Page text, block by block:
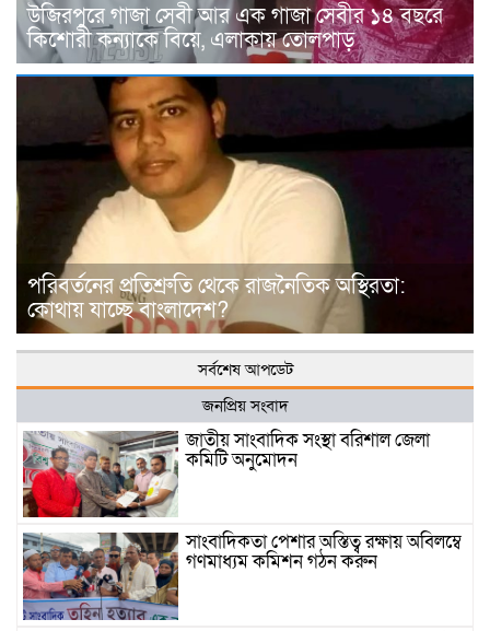
উজিরপুরে গাজা সেবী আর এক গাজা সেবীর ১৪ বছরে
কিশোরী কন্যাকে বিয়ে, এলাকায় তোলপাড়
পরিবর্তনের প্রতিশ্রুতি থেকে রাজনৈতিক অস্থিরতা:
কোথায় যাচ্ছে বাংলাদেশ?
সর্বশেষ আপডেট
জনপ্রিয় সংবাদ
জাতীয় সাংবাদিক সংস্থা বরিশাল জেলা
কমিটি অনুমোদন
সাংবাদিকতা পেশার অস্তিত্ব রক্ষায় অবিলম্বে
গণমাধ্যম কমিশন গঠন করুন